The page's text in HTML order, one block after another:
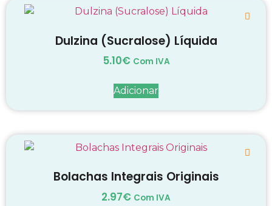
Dulzina (Sucralose) Líquida
5.10€ Com IVA
Adicionar
Bolachas Integrais Originais
2.97€ Com IVA